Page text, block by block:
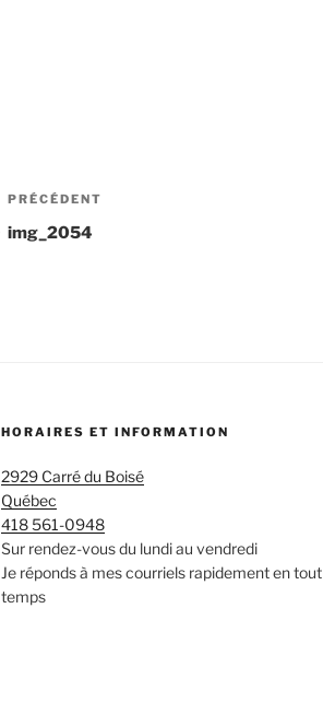
Navigation
de
Article
précédent
PRÉCÉDENT
img_2054
HORAIRES ET INFORMATION
2929 Carré du Boisé
Québec
418 561-0948
Sur rendez-vous du lundi au vendredi
Je réponds à mes courriels rapidement en tout
temps